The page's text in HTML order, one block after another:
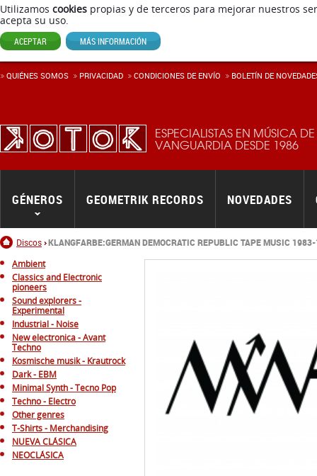
Utilizamos cookies propias y de terceros para mejorar nuestros
acepta su uso.
ACEPTAR MÁS INFORMACIÓN
ESPECIALISTAS EN MÚSICA DE
VANGUARDIA DESDE 1986
Inicio
Discos KLANGFARBE:GERMAN DEMOCRATIC REPUBLIC TAPE MUSIC
GÉNEROS GEOMETRIK RECORDS NOVEDADES
QUIÉNES SOMOS PRIVACIDAD CONDICIONES DE ENVÍ­O BOLETÍN DE
Ambient
Classics and Electronic
pioneers
Sound explorers -
Experimental
Industrial - Noise
New electronica - Avant
Techno
Kosmische musik - Krautrock
Dark - EBM
Minimal Synth - Tecno Pop
Techno - Electro
Other genres
T-Shirts - Merchandising
NUEVA CLÁSICA
NEOCLÁSICA